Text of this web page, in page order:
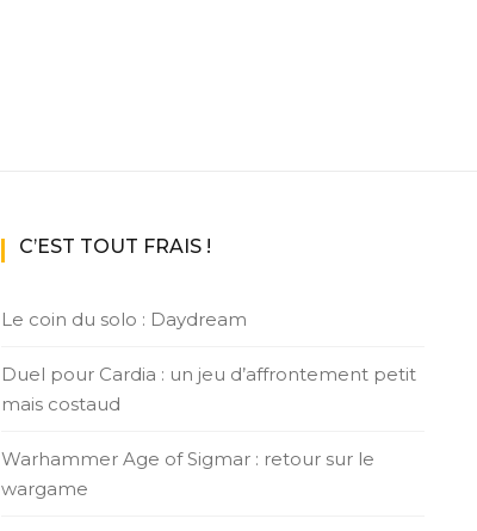
C’EST TOUT FRAIS !
Le coin du solo : Daydream
Duel pour Cardia : un jeu d’affrontement petit
mais costaud
Warhammer Age of Sigmar : retour sur le
wargame